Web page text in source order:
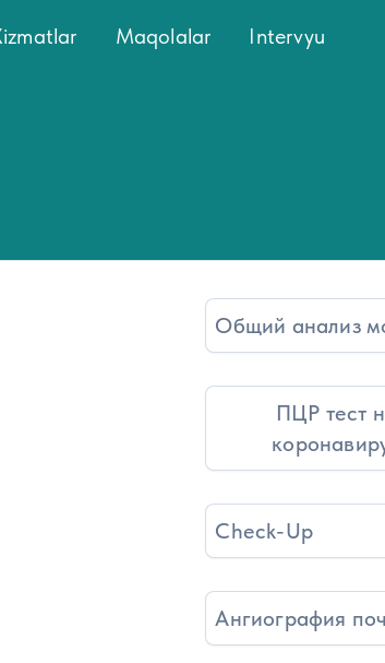
Maqolalar Intervyu
Общий анализ
ПЦР тест
Check-Up
Ангиография